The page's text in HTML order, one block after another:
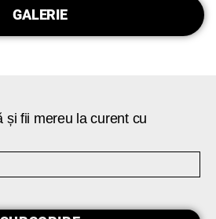
GALERIE
și fii mereu la curent cu